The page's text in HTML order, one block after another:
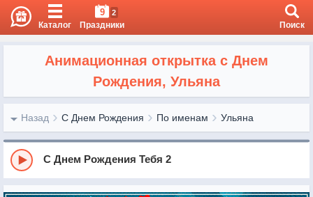
Каталог
9 2
Праздники Поиск
Анимационная открытка с Днем
Рождения, Ульяна
Назад С Днем Рождения По именам Ульяна
С Днем Рождения Тебя 2